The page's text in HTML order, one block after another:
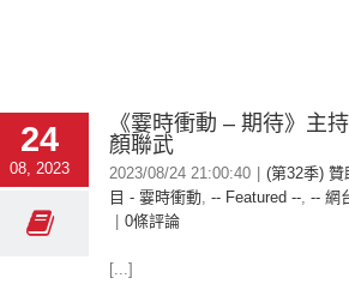
24
08, 2023
《霎時衝動 – 期待》主持
顏聯武
2023/08/24 21:00:40
(第32季) 贊
目 - 霎時衝動, -- Featured --, -- 網
0條評論
[...]